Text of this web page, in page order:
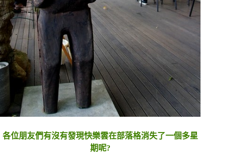
各位朋友們有沒有發現快樂雲在部落格消失了一個多星
期呢?